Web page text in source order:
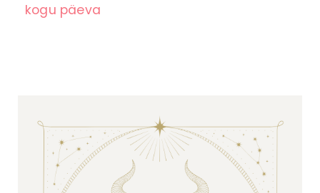
kogu päeva